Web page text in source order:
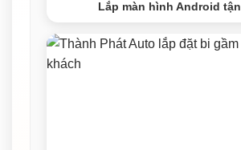
Lắp màn hình Android